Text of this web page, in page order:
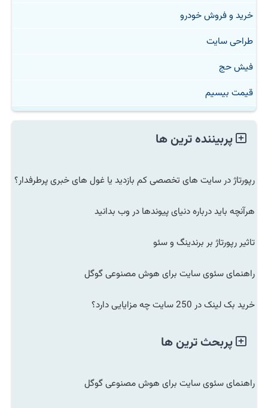
خرید و فروش خودرو
طراحی سایت
فیش حج
قیمت بیسیم
پربیننده ترین ها
رپورتاژ در سایت های تخصصی کم بازدید یا غول های خبری پرطرفدار؟
هرآنچه باید درباره دنیای پیوندها در وب بدانید
تاثیر رپورتاژ بر برندینگ و سئو
راهنمای سئوی سایت برای هوش مصنوعی گوگل
خرید بک لینک در 250 سایت چه مزایایی دارد؟
پربحث ترین ها
راهنمای سئوی سایت برای هوش مصنوعی گوگل